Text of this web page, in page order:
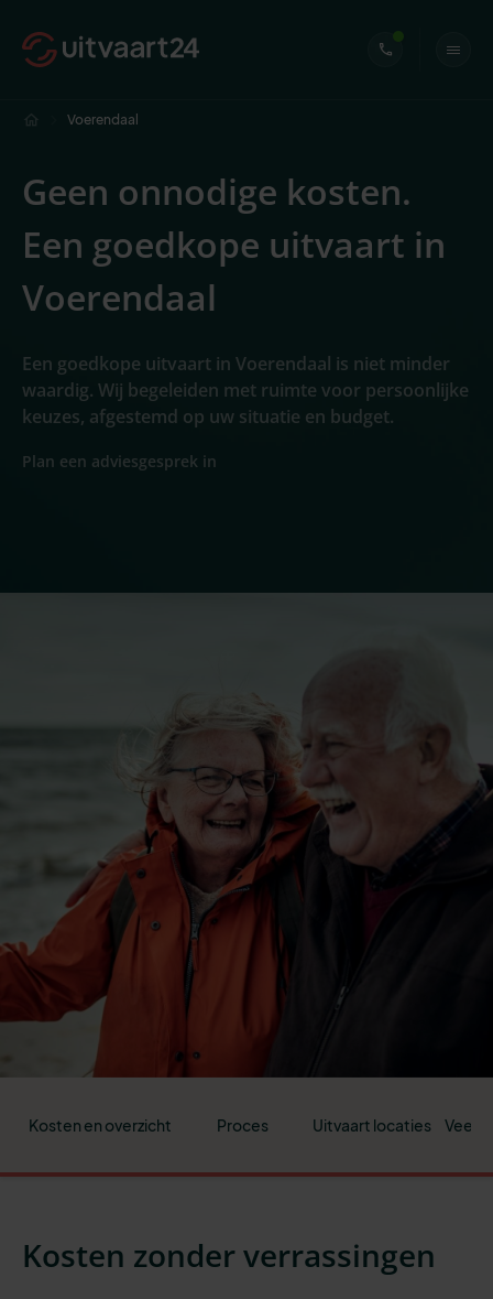
Voerendaal
Geen onnodige kosten.
Een goedkope uitvaart in
Voerendaal
Een goedkope uitvaart in Voerendaal is niet minder
waardig. Wij begeleiden met ruimte voor persoonlijke
keuzes, afgestemd op uw situatie en budget.
Plan een adviesgesprek in
Kosten en overzicht Proces Uitvaart locaties
Kosten zonder verrassingen